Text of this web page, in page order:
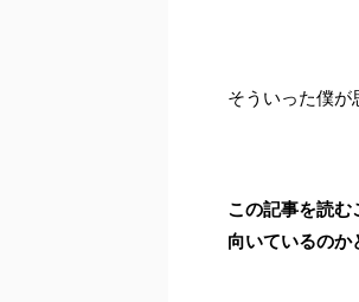
そういった僕が
この記事を読
向いているのか